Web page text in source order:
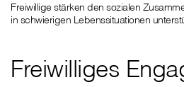
Freiwilliges
Freiwillige stärken den sozialen
in schwierigen Lebenssituationen